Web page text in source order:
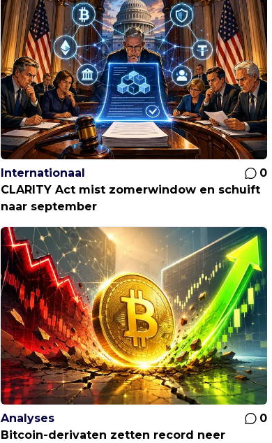
Internationaal
0
CLARITY Act mist zomerwindow en schuift
naar september
Analyses
0
Bitcoin-derivaten zetten record neer